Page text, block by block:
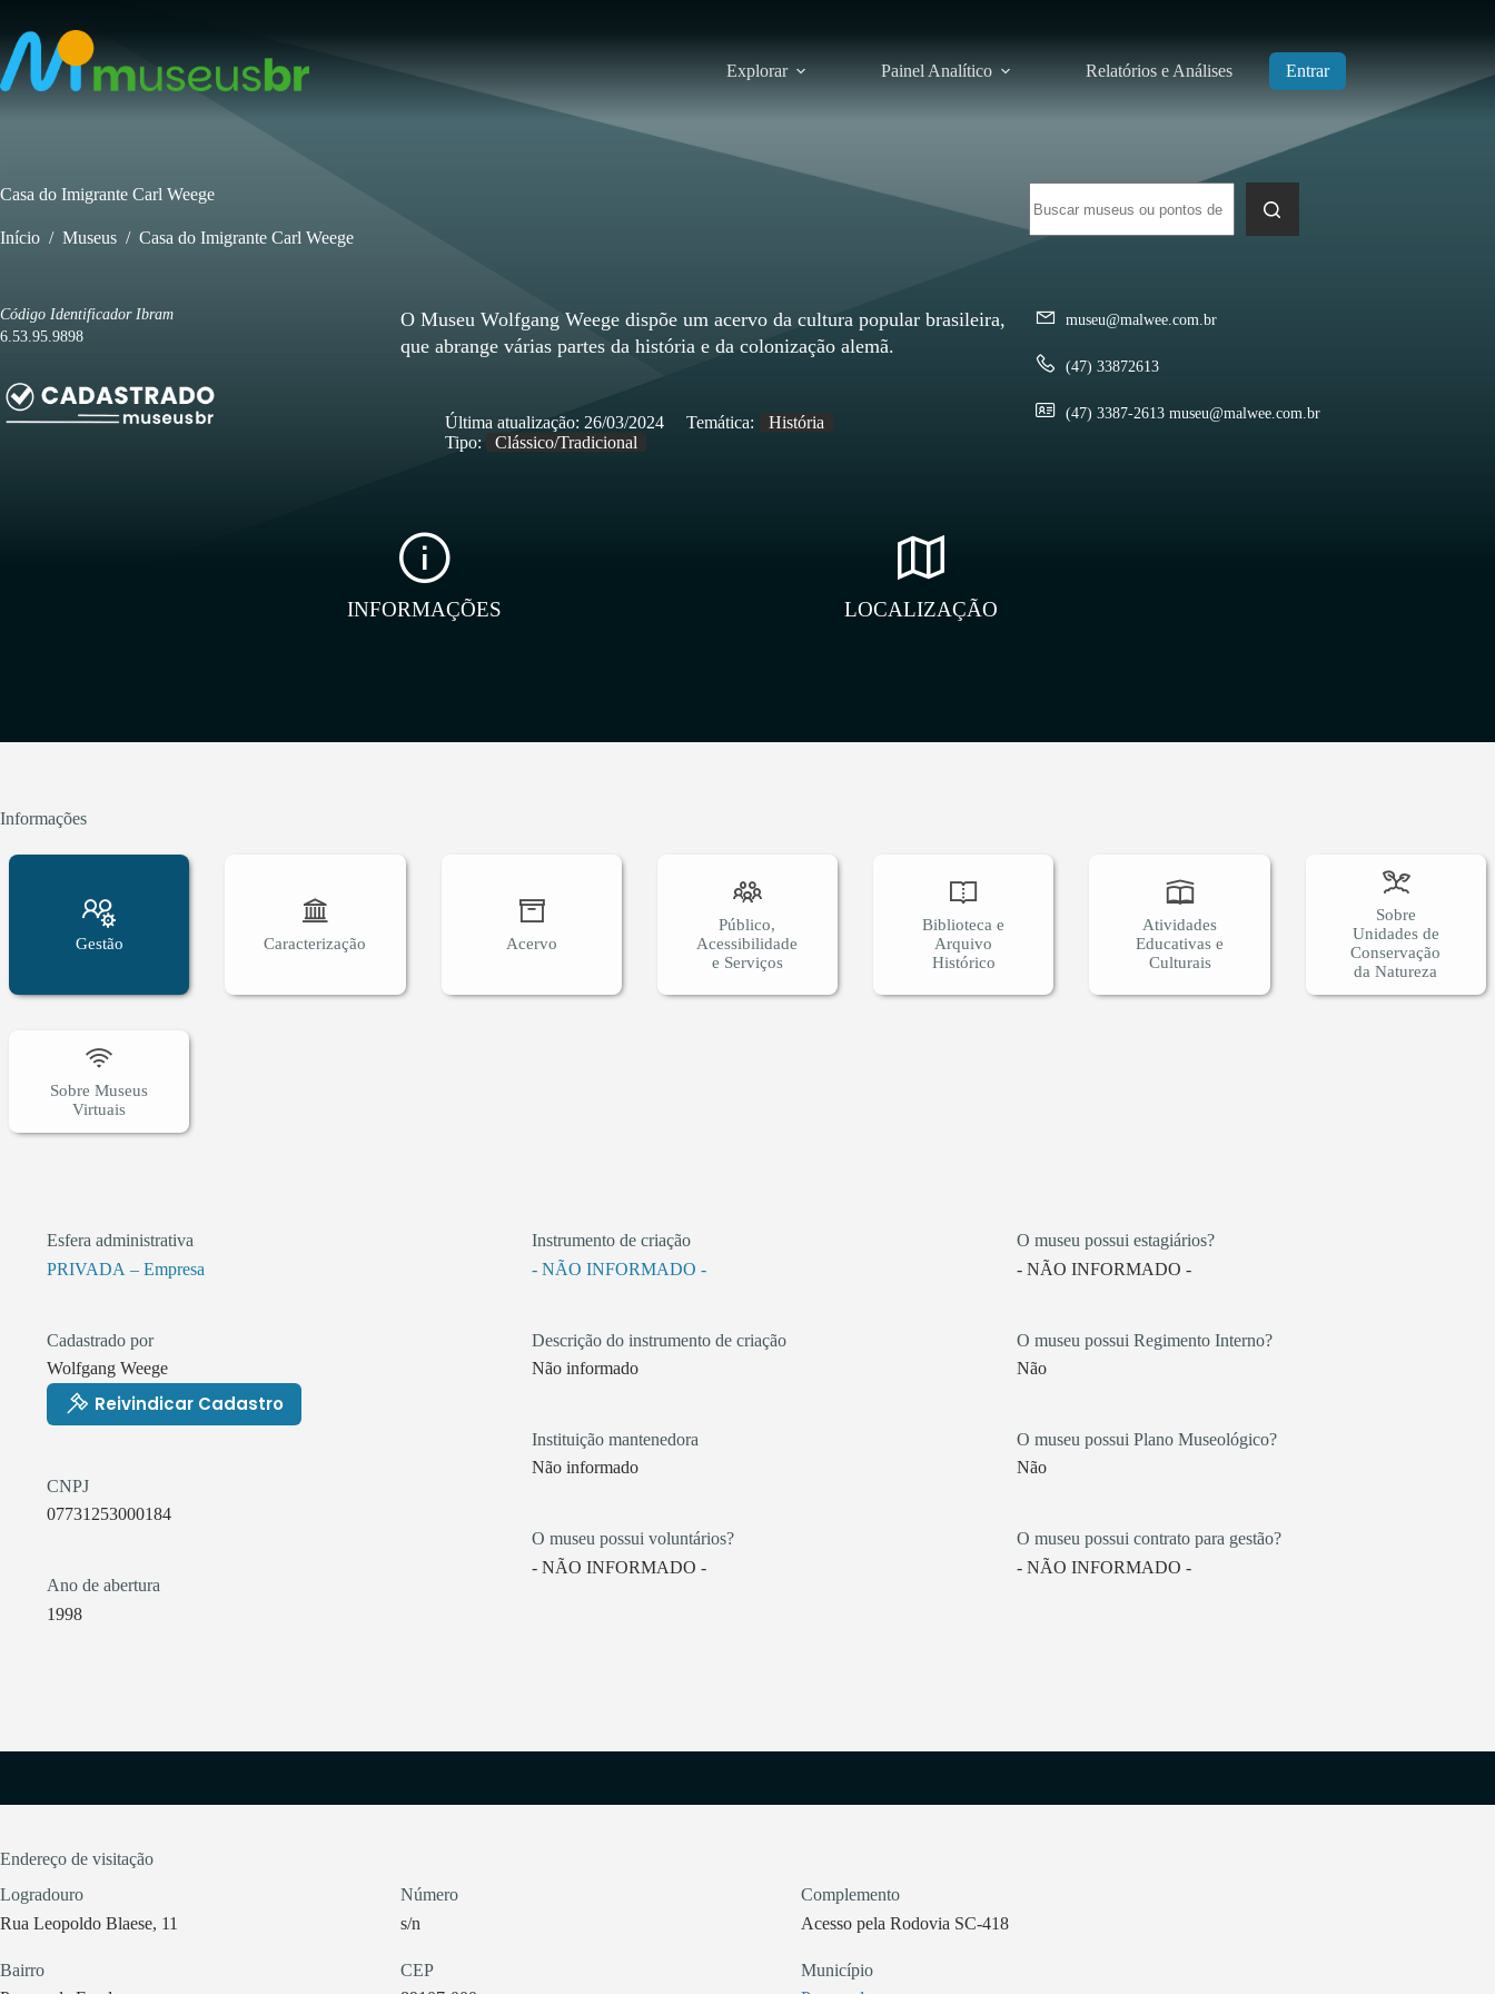
para
conteúdo
Explorar Painel Analítico Relatórios e Análises Entrar
resultados
Casa do Imigrante Carl Weege
Início / Museus / Casa do Imigrante Carl Weege
Código Identificador Ibram
6.53.95.9898
museu@malwee.com.br
(47) 33872613
(47) 3387-2613 museu@malwee.com.br
O Museu Wolfgang Weege dispõe um acervo da cultura popular brasileira,
que abrange várias partes da história e da colonização alemã.
Última atualização: 26/03/2024 Temática:
História
Tipo:
Clássico/Tradicional
INFORMAÇÕES LOCALIZAÇÃO
Informações
Gestão
Esfera administrativa
PRIVADA – Empresa
Cadastrado por
Wolfgang Weege
Reivindicar Cadastro
CNPJ
07731253000184
Ano de abertura
1998
Instrumento de criação
- NÃO INFORMADO -
Descrição do instrumento de criação
Não informado
Instituição mantenedora
Não informado
O museu possui voluntários?
- NÃO INFORMADO -
O museu possui estagiários?
- NÃO INFORMADO -
O museu possui Regimento Interno?
Não
O museu possui Plano Museológico?
Não
O museu possui contrato para gestão?
- NÃO INFORMADO -
Caracterização Acervo
Público,
Acessibilidade
e Serviços
Biblioteca e
Arquivo
Histórico
Atividades
Educativas e
Culturais
Sobre
Unidades de
Conservação
da Natureza
Sobre Museus
Virtuais
Endereço de visitação
Logradouro
Rua Leopoldo Blaese, 11
Número
s/n
Complemento
Acesso pela Rodovia SC-418
Bairro
CEP
Município